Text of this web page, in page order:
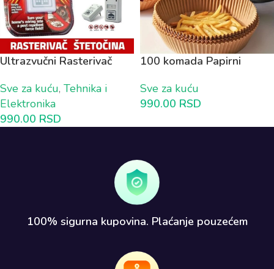
Ultrazvučni Rasterivač
Sve za kuću, Tehnika i
Elektronika
990.00 RSD
100 komada Papirni
Sve za kuću
990.00 RSD
100% sigurna kupovina. Plaćanje pouzećem​